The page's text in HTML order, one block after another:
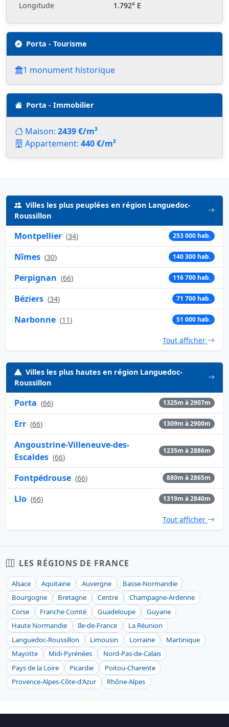
Longitude
1.792° E
Porta - Tourisme
1 monument historique
Porta - Immobilier
Maison: 2439 €/m²
Appartement: 440 €/m²
Villes les plus peuplées en région Languedoc-
Roussillon
Montpellier (34) 253 000 hab.
Nîmes (30) 140 300 hab.
Perpignan (66) 116 700 hab.
Béziers (34) 71 700 hab.
Narbonne (11) 51 000 hab.
Tout afficher
Villes les plus hautes en région Languedoc-
Roussillon
Porta (66) 1325m à 2907m
Err (66) 1309m à 2900m
Angoustrine-Villeneuve-des-
Escaldes (66)
1235m à 2886m
Fontpédrouse (66) 880m à 2865m
Llo (66) 1319m à 2840m
Tout afficher
LES RÉGIONS DE FRANCE
Alsace Aquitaine Auvergne
Basse-Normandie
Bourgogne
Bretagne Centre
Champagne-Ardenne
Corse
Franche Comté Guadeloupe
Guyane
Haute Normandie
Ile-de-France
La Réunion
Languedoc-Roussillon
Limousin Lorraine
Martinique
Mayotte
Midi-Pyrénées
Nord-Pas-de-Calais
Pays de la Loire
Picardie
Poitou-Charente
Provence-Alpes-Côte-d'Azur
Rhône-Alpes